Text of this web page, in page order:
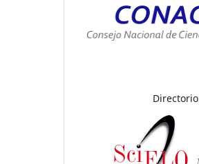
Directorio